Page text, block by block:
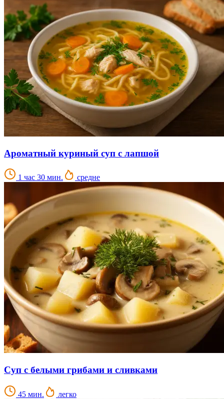
Ароматный куриный суп с лапшой
1 час 30 мин. средне
Суп с белыми грибами и сливками
45 мин. легко